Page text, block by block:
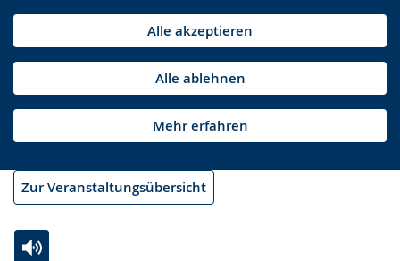
Alle akzeptieren
Alle ablehnen
Mehr erfahren
Zur Veranstaltungsübersicht